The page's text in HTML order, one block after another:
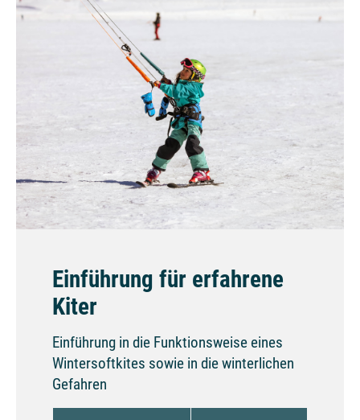
Einführung für erfahrene
Kiter
Einführung in die Funktionsweise eines
Wintersoftkites sowie in die winterlichen
Gefahren